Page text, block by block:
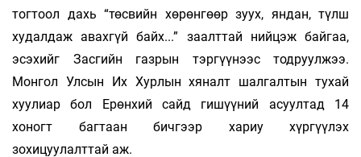
тогтоол дахь “төсвийн хөрөнгөөр зуух, яндан, түлш
худалдаж авахгүй байх...” заалттай нийцэж байгаа,
эсэхийг Засгийн газрын тэргүүнээс тодруулжээ.
Монгол Улсын Их Хурлын хяналт шалгалтын тухай
хуулиар бол Ерөнхий сайд гишүүний асуултад 14
хоногт багтаан бичгээр хариу хүргүүлэх
зохицуулалттай аж.